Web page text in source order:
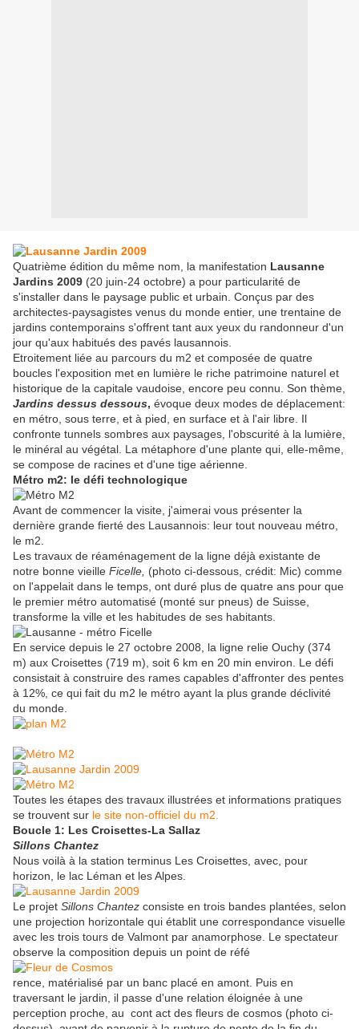
Quatrième édition du même nom, la manifestation Lausanne
Jardins 2009 (20 juin-24 octobre) a pour particularité de
s'installer dans le paysage public et urbain. Conçus par des
architectes-paysagistes venus du monde entier, une trentaine de
jardins contemporains s'offrent tant aux yeux du randonneur d'un
jour qu'aux habitués des pavés lausannois.
Etroitement liée au parcours du m2 et composée de quatre
boucles l'exposition met en lumière le riche patrimoine naturel et
historique de la capitale vaudoise, encore peu connu. Son thème,
Jardins dessus dessous, évoque deux modes de déplacement:
en métro, sous terre, et à pied, en surface et à l'air libre. Il
confronte tunnels sombres aux paysages, l'obscurité à la lumière,
le minéral au végétal. La métaphore d'une plante qui, elle-même,
se compose de racines et d'une tige aérienne.
Métro m2: le défi technologique
Avant de commencer la visite, j'aimerai vous présenter la
dernière grande fierté des Lausannois: leur tout nouveau métro,
le m2.
Les travaux de réaménagement de la ligne déjà existante de
notre bonne vieille Ficelle, (photo ci-dessous, crédit: Mic) comme
on l'appelait dans le temps, ont duré plus de quatre ans pour que
le premier métro automatisé (monté sur pneus) de Suisse,
transforme la ville et les habitudes de ses habitants.
En service depuis le 27 octobre 2008, la ligne relie Ouchy (374
m) aux Croisettes (719 m), soit 6 km en 20 min environ. Le défi
consistait à construire des rames capables d'affronter des pentes
à 12%, ce qui fait du m2 le métro ayant la plus grande déclivité
du monde.
Toutes les étapes des travaux illustrées et informations pratiques
se trouvent sur le site non-officiel du m2.
Boucle 1: Les Croisettes-La Sallaz
Sillons Chantez
Nous voilà à la station terminus Les Croisettes, avec, pour
horizon, le lac Léman et les Alpes.
Le projet Sillons Chantez consiste en trois bandes plantées, selon
une projection horizontale qui établit une correspondance visuelle
avec les trois tours de Valmont par anamorphose. Le spectateur
observe la composition depuis un point de réfé
rence, matérialisé par un banc placé en amont. Puis en
traversant le jardin, il passe d'une relation éloignée à une
perception proche, au cont act des fleurs de cosmos (photo ci-